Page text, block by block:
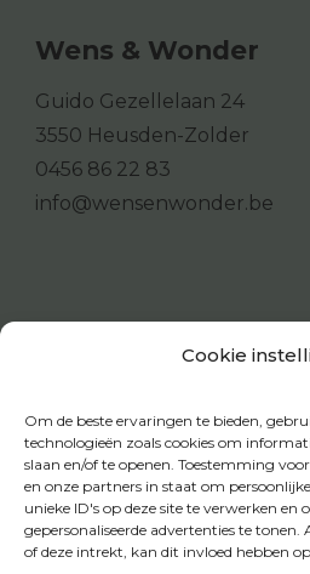
Cookie
Om de beste ervaringen te bieden,
technologieën zoals cookies om
slaan en/of te openen. Toestemming
en onze partners in staat om
unieke ID's op deze site te verwerken en
gepersonaliseerde advertenties te
of deze intrekt, kan dit invloed hebben
Wens & Wonder
Guido Gezellelaan 24
3550 Heusden-Zolder
0456 86 22 83
info@wensenwonder.be